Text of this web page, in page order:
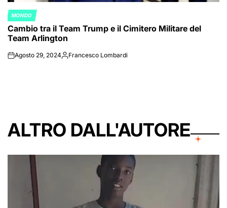
POSTED
IN
MONDO
Cambio tra il Team Trump e il Cimitero Militare del
Team Arlington
onAgosto 29, 2024Posted
Francesco Lombardi
ALTRO DALL'AUTORE